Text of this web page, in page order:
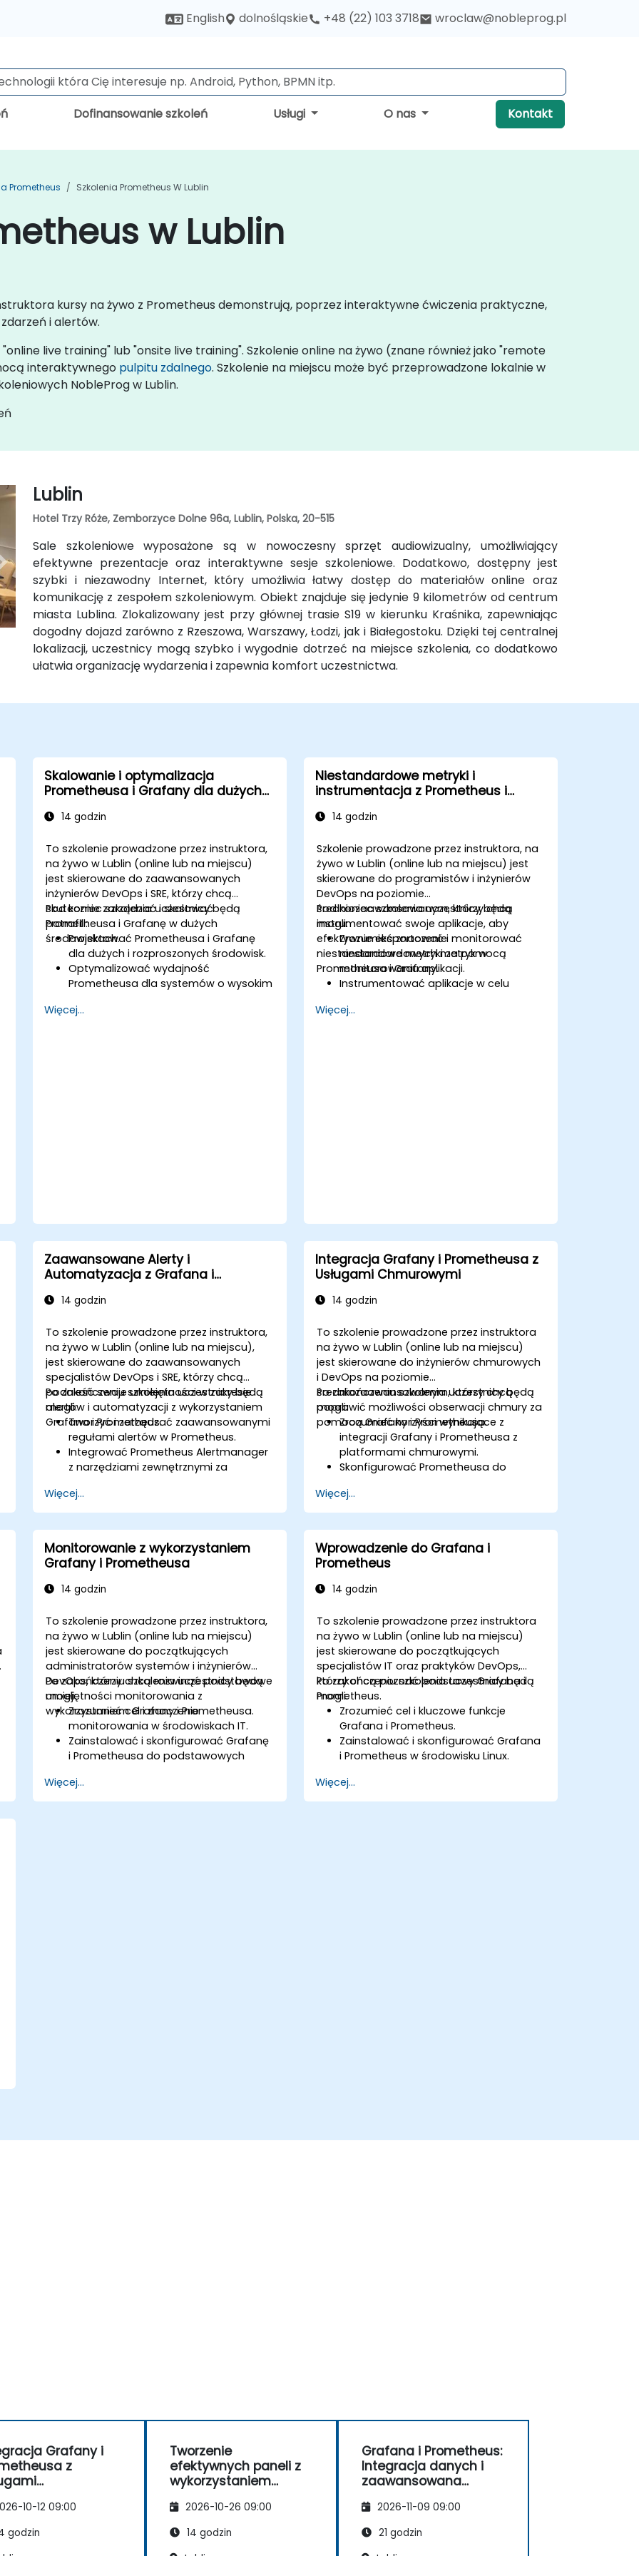
English dolnośląskie +48 (22) 103 3718 wroclaw@nobleprog.pl
Dofinansowanie szkoleń Usługi O nas Kontakt
Prometheus Szkolenia Prometheus W Lublin
w Lublin
kursy na żywo z Prometheus demonstrują, poprzez interaktywne ćwiczenia praktyczne,
i alertów.
live training" lub "onsite live training". Szkolenie online na żywo (znane również jako "remote
interaktywnego pulpitu zdalnego. Szkolenie na miejscu może być przeprowadzone lokalnie w
NobleProg w Lublin.
Lublin
Hotel Trzy Róże, Zemborzyce Dolne 96a, Lublin, Polska, 20-515
Sale szkoleniowe wyposażone są w nowoczesny sprzęt audiowizualny, umożliwiający
efektywne prezentacje oraz interaktywne sesje szkoleniowe. Dodatkowo, dostępny jest
szybki i niezawodny Internet, który umożliwia łatwy dostęp do materiałów online oraz
komunikację z zespołem szkoleniowym. Obiekt znajduje się jedynie 9 kilometrów od centrum
miasta Lublina. Zlokalizowany jest przy głównej trasie S19 w kierunku Kraśnika, zapewniając
dogodny dojazd zarówno z Rzeszowa, Warszawy, Łodzi, jak i Białegostoku. Dzięki tej centralnej
lokalizacji, uczestnicy mogą szybko i wygodnie dotrzeć na miejsce szkolenia, co dodatkowo
ułatwia organizację wydarzenia i zapewnia komfort uczestnictwa.
Skalowanie i optymalizacja
Prometheusa i Grafany dla dużych
14 godzin
To szkolenie prowadzone przez instruktora,
na żywo w Lublin (online lub na miejscu)
jest skierowane do zaawansowanych
inżynierów DevOps i SRE, którzy chcą
skutecznie zarządzać i skalować
Prometheusa i Grafanę w dużych
środowiskach.
Pod koniec szkolenia uczestnicy będą
potrafili:
Projektować Prometheusa i Grafanę
dla dużych i rozproszonych środowisk.
Optymalizować wydajność
Prometheusa dla systemów o wysokim
Konfigurować Grafanę do obsługi
Więcej...
Niestandardowe metryki i
instrumentacja z Prometheus i
14 godzin
Szkolenie prowadzone przez instruktora, na
żywo w Lublin (online lub na miejscu) jest
skierowane do programistów i inżynierów
DevOps na poziomie
średniozaawansowanym, którzy chcą
instrumentować swoje aplikacje, aby
efektywnie eksportować i monitorować
niestandardowe metryki za pomocą
Prometheusa i Grafany.
Pod koniec szkolenia uczestnicy będą
mogli:
Zrozumieć znaczenie
niestandardowych metryk w
monitorowaniu aplikacji.
Instrumentować aplikacje w celu
metryk dla Prometheusa.
Więcej...
Zaawansowane Alerty i
Automatyzacja z Grafana i
14 godzin
To szkolenie prowadzone przez instruktora,
na żywo w Lublin (online lub na miejscu),
jest skierowane do zaawansowanych
specjalistów DevOps i SRE, którzy chcą
podnieść swoje umiejętności w zakresie
alertów i automatyzacji z wykorzystaniem
Grafana i Prometheus.
Po zakończeniu szkolenia uczestnicy będą
mogli:
Tworzyć i zarządzać zaawansowanymi
regułami alertów w Prometheus.
Integrować Prometheus Alertmanager
z narzędziami zewnętrznymi za
Automatyzować odpowiedzi na alerty
w celu szybszego rozwiązywania
problemów.
Wykorzystywać Grafana do
efektywnego wizualizowania i
zarządzania alertami.
Więcej...
Integracja Grafany i Prometheusa z
Usługami Chmurowymi
14 godzin
To szkolenie prowadzone przez instruktora
na żywo w Lublin (online lub na miejscu)
jest skierowane do inżynierów chmurowych
i DevOps na poziomie
średniozaawansowanym, którzy chcą
poprawić możliwości obserwacji chmury za
pomocą Grafany i Prometheusa.
Po zakończeniu szkolenia uczestnicy będą
mogli:
Zrozumieć korzyści wynikające z
integracji Grafany i Prometheusa z
platformami chmurowymi.
Skonfigurować Prometheusa do
Skonfigurować Grafanę do wizualizacji
metryk usług chmurowych.
Wykorzystać natywne narzędzia i
integracje chmurowe do
monitorowania skalowalności.
Więcej...
Monitorowanie z wykorzystaniem
Grafany i Prometheusa
14 godzin
To szkolenie prowadzone przez instruktora,
na żywo w Lublin (online lub na miejscu)
jest skierowane do początkujących
administratorów systemów i inżynierów
DevOps, którzy chcą rozwinąć podstawowe
umiejętności monitorowania z
wykorzystaniem Grafany i Prometheusa.
Po zakończeniu szkolenia uczestnicy będą
mogli:
Zrozumieć cel i znaczenie
monitorowania w środowiskach IT.
Zainstalować i skonfigurować Grafanę
i Prometheusa do podstawowych
Tworzyć proste pulpity nawigacyjne i
alerty do wizualizacji wydajności
Więcej...
Wprowadzenie do Grafana i
Prometheus
14 godzin
To szkolenie prowadzone przez instruktora
na żywo w Lublin (online lub na miejscu)
jest skierowane do początkujących
specjalistów IT oraz praktyków DevOps,
którzy chcą poznać podstawy Grafana i
Prometheus.
Po zakończeniu szkolenia uczestnicy będą
mogli:
Zrozumieć cel i kluczowe funkcje
Grafana i Prometheus.
Zainstalować i skonfigurować Grafana
i Prometheus w środowisku Linux.
danych i pulpity nawigacyjne w
Grafana.
Więcej...
Grafany i
z
10-12 09:00
godzin
Tworzenie
efektywnych paneli z
wykorzystaniem
2026-10-26 09:00
14 godzin
Grafana i Prometheus:
Integracja danych i
zaawansowana
2026-11-09 09:00
21 godzin